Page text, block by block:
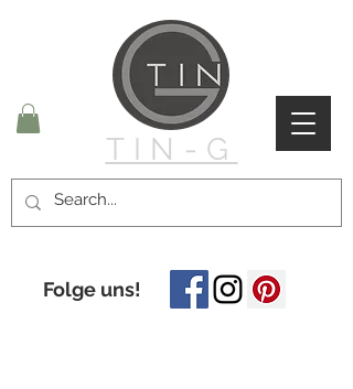
TIN-G
Folge uns!